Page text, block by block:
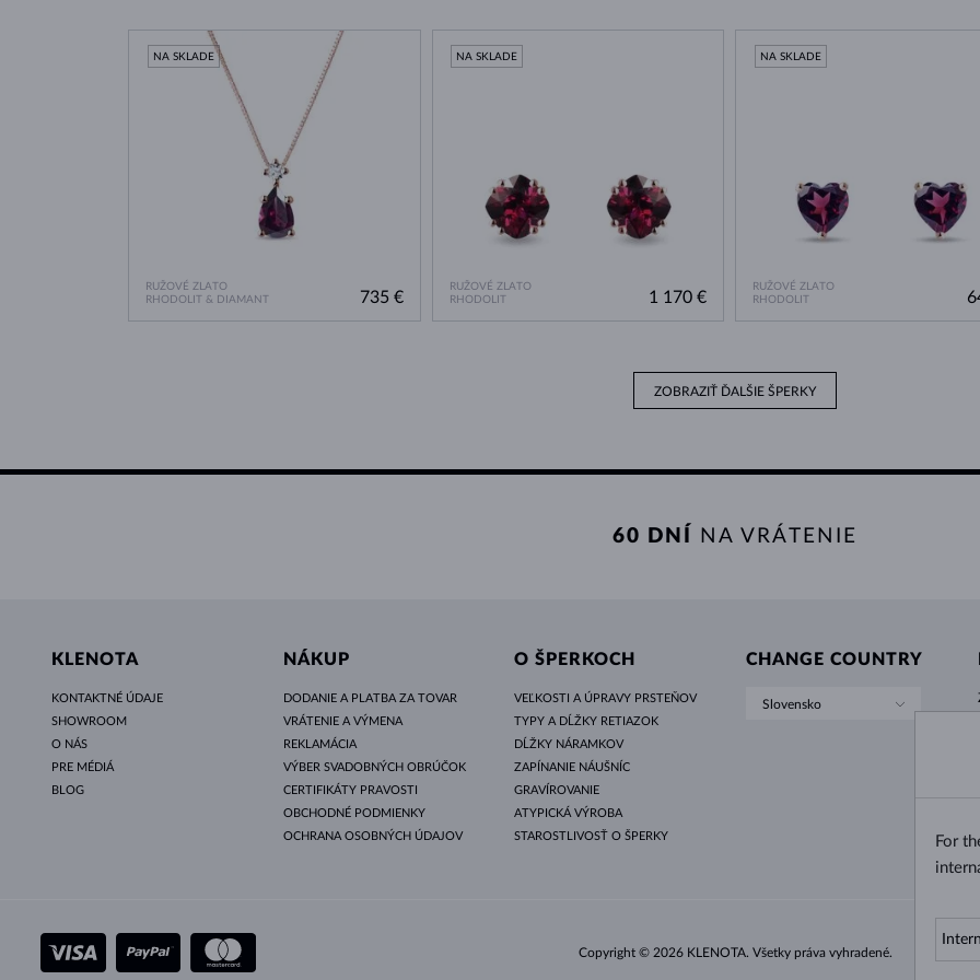
RUŽOVÉ ZLATO
RHODOLIT & DIAMANT
NA SKLADE
735 €
RUŽOVÉ ZLATO
RHODOLIT
NA SKLADE
1 170 €
RUŽOVÉ ZLATO
RHODOLIT
NA SKLADE
ZOBRAZIŤ ĎALŠIE ŠPERKY
60 DNÍ NA VRÁTENIE
KLENOTA
KONTAKTNÉ ÚDAJE
SHOWROOM
O NÁS
PRE MÉDIÁ
BLOG
NÁKUP
DODANIE A PLATBA ZA TOVAR
VRÁTENIE A VÝMENA
REKLAMÁCIA
VÝBER SVADOBNÝCH OBRÚČOK
CERTIFIKÁTY PRAVOSTI
OBCHODNÉ PODMIENKY
OCHRANA OSOBNÝCH ÚDAJOV
O ŠPERKOCH
VEĽKOSTI A ÚPRAVY PRSTEŇOV
TYPY A DĹŽKY RETIAZOK
DĹŽKY NÁRAMKOV
ZAPÍNANIE NÁUŠNÍC
GRAVÍROVANIE
ATYPICKÁ VÝROBA
STAROSTLIVOSŤ O ŠPERKY
CHANGE COUNTRY
Slovensko
Copyright © 2026 KLENOTA. Všetky práva vyhradené.
For